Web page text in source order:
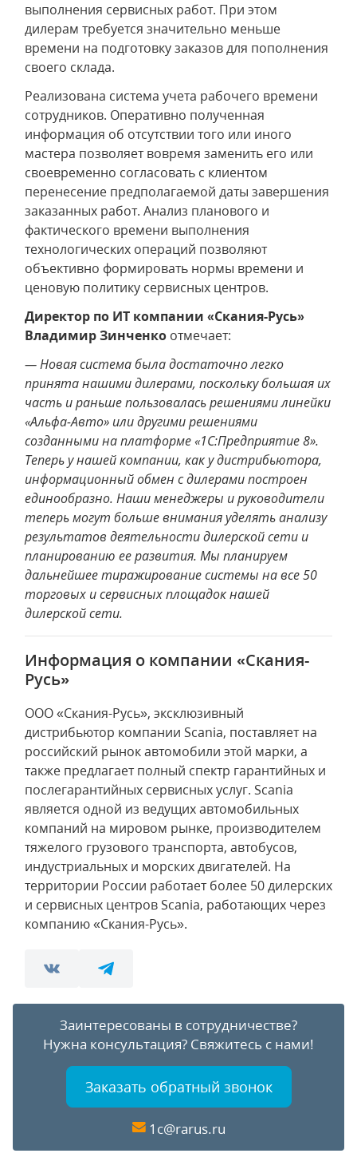
выполнения сервисных работ. При этом
дилерам требуется значительно меньше
времени на подготовку заказов для пополнения
своего склада.
Реализована система учета рабочего времени
сотрудников. Оперативно полученная
информация об отсутствии того или иного
мастера позволяет вовремя заменить его или
своевременно согласовать с клиентом
перенесение предполагаемой даты завершения
заказанных работ. Анализ планового и
фактического времени выполнения
технологических операций позволяют
объективно формировать нормы времени и
ценовую политику сервисных центров.
Директор по ИТ компании «Скания-Русь»
Владимир Зинченко отмечает:
— Новая система была достаточно легко
принята нашими дилерами, поскольку большая их
часть и раньше пользовалась решениями линейки
«Альфа-Авто» или другими решениями
созданными на платформе «1С:Предприятие 8».
Теперь у нашей компании, как у дистрибьютора,
информационный обмен с дилерами построен
единообразно. Наши менеджеры и руководители
теперь могут больше внимания уделять анализу
результатов деятельности дилерской сети и
планированию ее развития. Мы планируем
дальнейшее тиражирование системы на все 50
торговых и сервисных площадок нашей
дилерской сети.
Информация о компании «Скания-
Русь»
ООО «Скания-Русь», эксклюзивный
дистрибьютор компании Scania, поставляет на
российский рынок автомобили этой марки, а
также предлагает полный спектр гарантийных и
послегарантийных сервисных услуг. Scania
является одной из ведущих автомобильных
компаний на мировом рынке, производителем
тяжелого грузового транспорта, автобусов,
индустриальных и морских двигателей. На
территории России работает более 50 дилерских
и сервисных центров Scania, работающих через
компанию «Скания-Русь».
Заинтересованы в сотрудничестве?
Нужна консультация? Свяжитесь с нами!
Заказать обратный звонок
1c@rarus.ru